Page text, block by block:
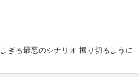
ぎる最悪のシナリオ 振り切るように